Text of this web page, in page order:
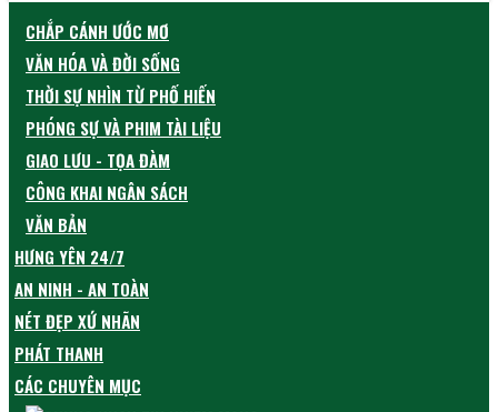
CHẮP CÁNH ƯỚC MƠ
VĂN HÓA VÀ ĐỜI SỐNG
THỜI SỰ NHÌN TỪ PHỐ HIẾN
PHÓNG SỰ VÀ PHIM TÀI LIỆU
GIAO LƯU - TỌA ĐÀM
CÔNG KHAI NGÂN SÁCH
VĂN BẢN
HƯNG YÊN 24/7
AN NINH - AN TOÀN
NÉT ĐẸP XỨ NHÃN
PHÁT THANH
CÁC CHUYÊN MỤC